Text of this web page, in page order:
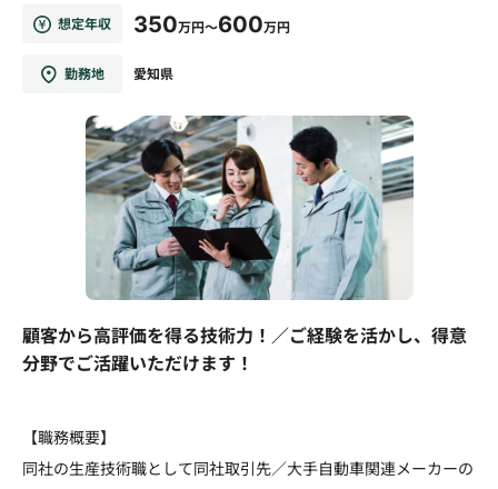
想定年収 350万円～600万円
勤務地 愛知県
顧客から高評価を得る技術力！／ご経験を活かし、得意
分野でご活躍いただけます！
【職務概要】
同社の生産技術職として同社取引先／大手自動車関連メーカーの